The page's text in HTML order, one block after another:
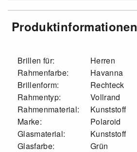
Produktinformationen
Brillen für:
Herren
Rahmenfarbe:
Havanna
Brillenform:
Rechteck
Rahmentyp:
Vollrand
Rahmenmaterial:
Kunststoff
Marke:
Polaroid
Glasmaterial:
Kunststoff
Glasfarbe:
Grün